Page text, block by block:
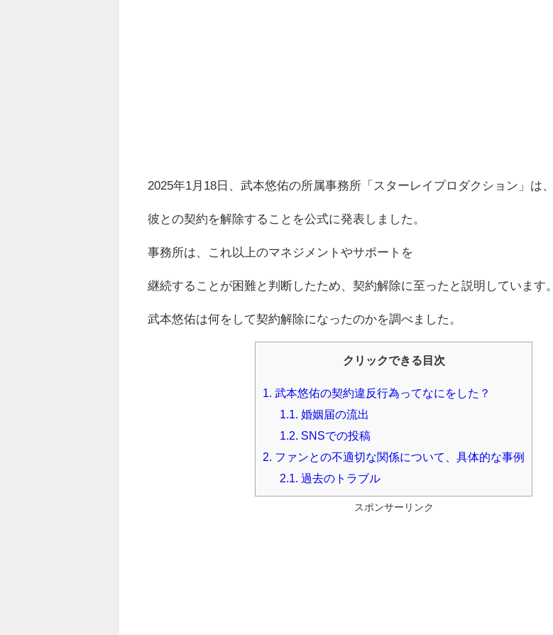
2025年1月18日、武本悠佑の所属事務所「スターレイプロダクション」は、
彼との契約を解除することを公式に発表しました。
事務所は、これ以上のマネジメントやサポートを
継続することが困難と判断したため、契約解除に至ったと説明しています。
武本悠佑は何をして契約解除になったのかを調べました。
クリックできる目次
1.
武本悠佑の契約違反行為ってなにをした？
1.1.
婚姻届の流出
1.2.
SNSでの投稿
2.
ファンとの不適切な関係について、具体的な事例
2.1.
過去のトラブル
スポンサーリンク